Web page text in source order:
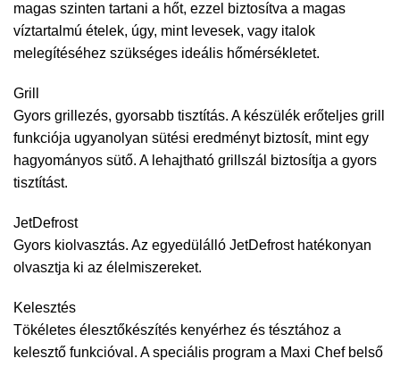
magas szinten tartani a hőt, ezzel biztosítva a magas
víztartalmú ételek, úgy, mint levesek, vagy italok
melegítéséhez szükséges ideális hőmérsékletet.
Grill
Gyors grillezés, gyorsabb tisztítás. A készülék erőteljes grill
funkciója ugyanolyan sütési eredményt biztosít, mint egy
hagyományos sütő. A lehajtható grillszál biztosítja a gyors
tisztítást.
JetDefrost
Gyors kiolvasztás. Az egyedülálló JetDefrost hatékonyan
olvasztja ki az élelmiszereket.
Kelesztés
Tökéletes élesztőkészítés kenyérhez és tésztához a
kelesztő funkcióval. A speciális program a Maxi Chef belső